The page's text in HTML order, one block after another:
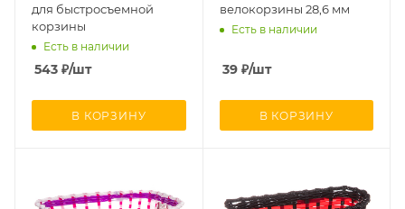
для быстросъемной
корзины
Есть в наличии
543 ₽/шт
В КОРЗИНУ
велокорзины 28,6 мм
Есть в наличии
39₽/шт
В КОРЗИНУ